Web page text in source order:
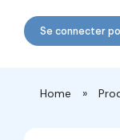
Se connecter
Home »